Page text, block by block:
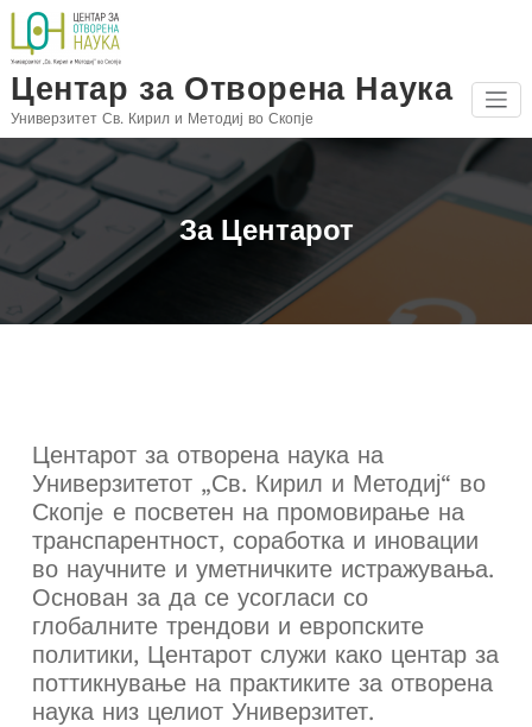
Skip
content
Центар за Отворена Наука
Универзитет Св. Кирил и Методиј во Скопје
За Центарот
Центарот за отворена наука на
Универзитетот „Св. Кирил и Методиј“ во
Скопјe е посветен на промовирање на
транспарентност, соработка и иновации
во научните и уметничките истражувања.
Основан за да се усогласи со
глобалните трендови и европските
политики, Центарот служи како центар за
поттикнување на практиките за отворена
наука низ целиот Универзитет.